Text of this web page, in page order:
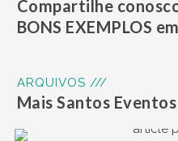
Compartilhe
BONS EXEMPLOS
ARQUIVOS ///
Mais Santos